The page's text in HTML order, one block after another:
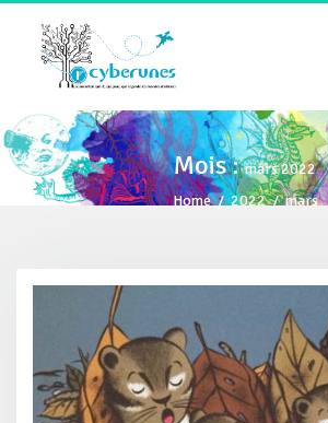
Mois :mars 2022
Home/2022/mars